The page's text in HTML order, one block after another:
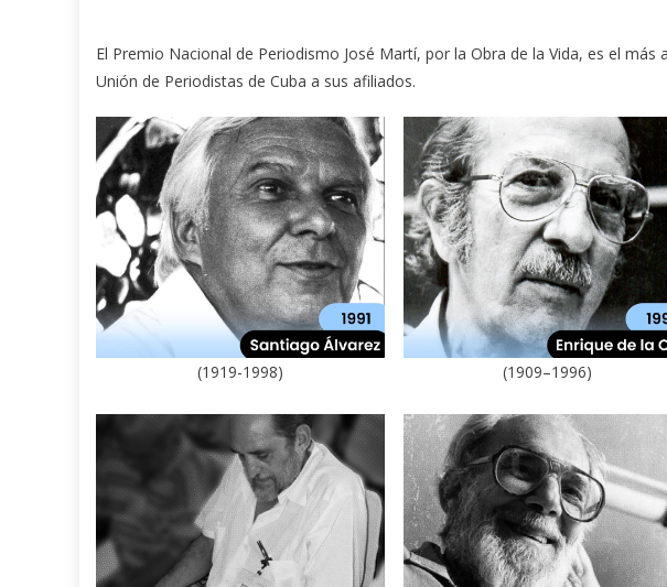
El Premio Nacional de Periodismo José Martí, por la Obra de la Vida, es el
Unión de Periodistas de Cuba a sus afiliados.
(1919-1998) (1909–1996)